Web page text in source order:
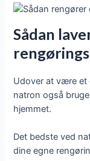
Sådan
Udover at være et
natron også
hjemmet.
Det bedste ved
dine egne